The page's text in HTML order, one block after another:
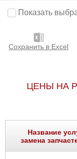
Показать
Сохранить в Excel
ЦЕНЫ НА
Название
замена